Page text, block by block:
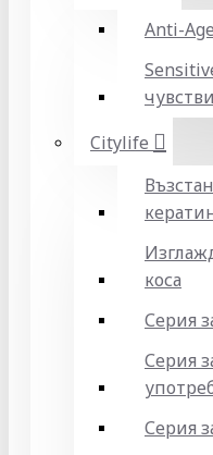
Anti-
Citylife
коса
Серия
Серия
Серия